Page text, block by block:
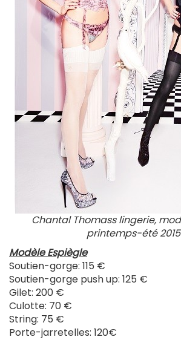
Chantal Thomass lingerie,
printemps-été
Modèle Espiègle
Soutien-gorge: 115 €
Soutien-gorge push up: 125 €
Gilet: 200 €
Culotte: 70 €
String: 75 €
Porte-jarretelles: 120€